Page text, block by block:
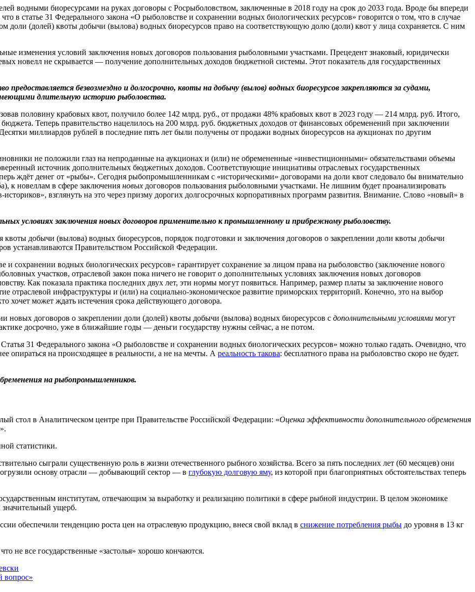
водными биоресурсами на руках договоры с Росрыболовством, заключенные в 2018 году на срок до 2033 года. Вроде бы впереди
в статье 31 Федерального закона «О рыболовстве и сохранении водных биологических ресурсов» говорится о том, что в случае
доли (долей) квоты добычи (вылова) водных биоресурсов право на соответствующую долю (доли) квот у лица сохраняется. С ним
изменения условий заключения новых договоров пользования рыболовными участками. Прецедент знаковый, юридически
новелл не скрывается — получение дополнительных доходов бюджетной системы. Этот показатель для государственных
предоставляется безвозмездно и долгосрочно, квоты на добычу (вылов) водных биоресурсов закрепляются за судами,
длительную историю рыболовства.
половину крабовых квот, получило более 142 млрд. руб., от продажи 48% крабовых квот в 2023 году — 214 млрд. руб. Итого,
Теперь правительство нацелилось на 200 млрд. руб. бюджетных доходов от финансовых обременений при заключении
миллиардов рублей в последние пять лет были получены от продажи водных биоресурсов на аукционах по другим
не положили глаз на непроданные на аукционах и (или) не обремененные «инвестиционными» обязательствами объемы
источник дополнительных бюджетных доходов. Соответствующие инициативы отраслевых государственных
ждёт денег от «рыбы». Сегодня рыбопромышленникам с «историческими» договорами на доли квот следовало бы внимательно
к новеллам в сфере заключения новых договоров пользования рыболовными участками. Не лишним будет проанализировать
историков», взглянуть на это через призму дорогих долгосрочных корпоративных программ развития. Внимание. Слово «новый» в
условиях заключения новых договоров применительно к промышленному и прибрежному рыболовству.
квоты добычи (вылова) водных биоресурсов, порядок подготовки и заключения договоров о закреплении доли квоты добычи
устанавливаются Правительством Российской Федерации.
сохранении водных биологических ресурсов» гарантирует сохранение за лицом права на рыболовство (заключение нового
участков, отраслевой закон пока ничего не говорит о дополнительных условиях заключения новых договоров
Как показала практика последних двух лет, эти нормы могут появиться. Например, размер платы за заключение нового
отраслевой инфраструктуры и (или) на социально-экономическое развитие приморских территорий. Конечно, это на выбор
хочет может ждать истечения срока действующего договора.
новых договоров о закреплении доли (долей) квоты добычи (вылова) водных биоресурсов с дополнительными условиями могут
досрочно, уже в ближайшие годы — деньги государству нужны сейчас, а не потом.
31 Федерального закона «О рыболовстве и сохранении водных биологических ресурсов» можно только гадать. Очевидно, что
опираться на происходящее в реальности, а не на мечты. А реальность такова: бесплатного права на рыболовство скоро не будет.
на рыбопромышленников.
стол в Аналитическом центре при Правительстве Российской Федерации: «Оценка эффективности дополнительного обременения
».
статистики.
сыграли существенную роль в жизни отечественного рыбного хозяйства. Всего за пять последних лет (60 месяцев) они
основу отрасли — добывающий сектор — в глубокую долговую яму, из которой при благоприятных обстоятельствах теперь
институтам, отвечающим за выработку и реализацию политики в сфере рыбной индустрии. В целом экономике
значительный ущерб.
обеспечили тенденцию роста цен на отраслевую продукцию, внеся свой вклад в снижение потребления рыбы до уровня в 13 кг
не все государственные «застолья» хорошо кончаются.
вопрос»